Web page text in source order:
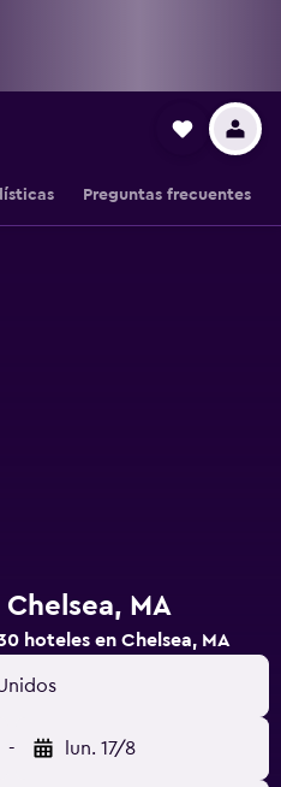
Preguntas frecuentes
MA
hoteles en Chelsea, MA
- lun. 17/8